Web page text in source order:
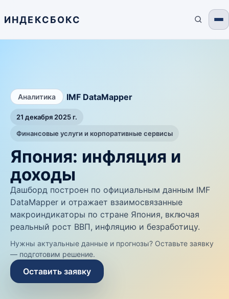
ИНДЕКСБОКС
Аналитика IMF DataMapper
21 декабря 2025 г.
Финансовые услуги и корпоративные сервисы
Япония: инфляция и
доходы
Дашборд построен по официальным данным IMF
DataMapper и отражает взаимосвязанные
макроиндикаторы по стране Япония, включая
реальный рост ВВП, инфляцию и безработицу.
Нужны актуальные данные и прогнозы? Оставьте заявку
— подготовим решение.
Оставить заявку